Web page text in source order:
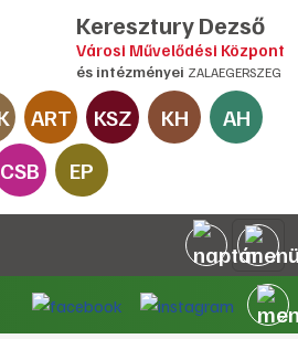
Keresztury Dezső
Városi Művelődési Központ
és intézményei ZALAEGERSZEG
ART KSZ KH
AH
CSB
EP